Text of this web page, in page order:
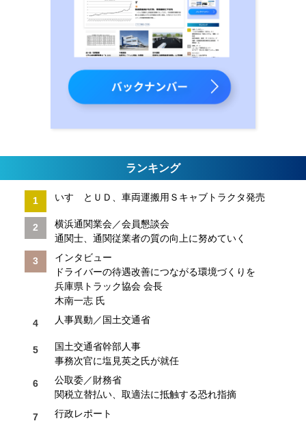
ランキング
いすゞとＵＤ、車両運搬用Ｓキャブトラクタ発売
横浜通関業会／会員懇談会
通関士、通関従業者の質の向上に努めていく
インタビュー
ドライバーの待遇改善につながる環境づくりを
兵庫県トラック協会 会長
木南一志 氏
人事異動／国土交通省
国土交通省幹部人事
事務次官に塩見英之氏が就任
公取委／財務省
関税立替払い、取適法に抵触する恐れ指摘
行政レポート